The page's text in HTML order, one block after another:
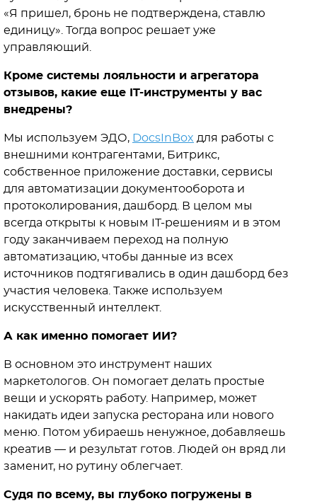
«Я пришел, бронь не подтверждена, ставлю
единицу». Тогда вопрос решает уже
управляющий.
Кроме системы лояльности и агрегатора
отзывов, какие еще IT-инструменты у вас
внедрены?
Мы используем ЭДО, DocsInBox для работы с
внешними контрагентами, Битрикс,
собственное приложение доставки, сервисы
для автоматизации документооборота и
протоколирования, дашборд. В целом мы
всегда открыты к новым IT-решениям и в этом
году заканчиваем переход на полную
автоматизацию, чтобы данные из всех
источников подтягивались в один дашборд без
участия человека. Также используем
искусственный интеллект.
А как именно помогает ИИ?
В основном это инструмент наших
маркетологов. Он помогает делать простые
вещи и ускорять работу. Например, может
накидать идеи запуска ресторана или нового
меню. Потом убираешь ненужное, добавляешь
креатив — и результат готов. Людей он вряд ли
заменит, но рутину облегчает.
Судя по всему, вы глубоко погружены в